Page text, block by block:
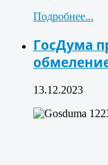
Подробнее...
ГосДума
13.12.2023